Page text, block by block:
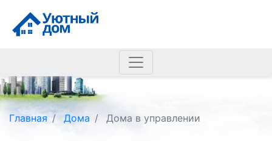
Главная Дома Дома в управлении